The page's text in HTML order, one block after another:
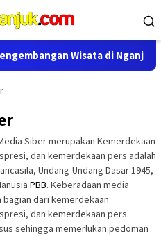
Wisata di Nganjuk
Siber merupakan Kemerdekaan
dan kemerdekaan pers adalah
Undang-Undang Dasar 1945,
PBB. Keberadaan media
bagian dari kemerdekaan
dan kemerdekaan pers.
sehingga memerlukan pedoman